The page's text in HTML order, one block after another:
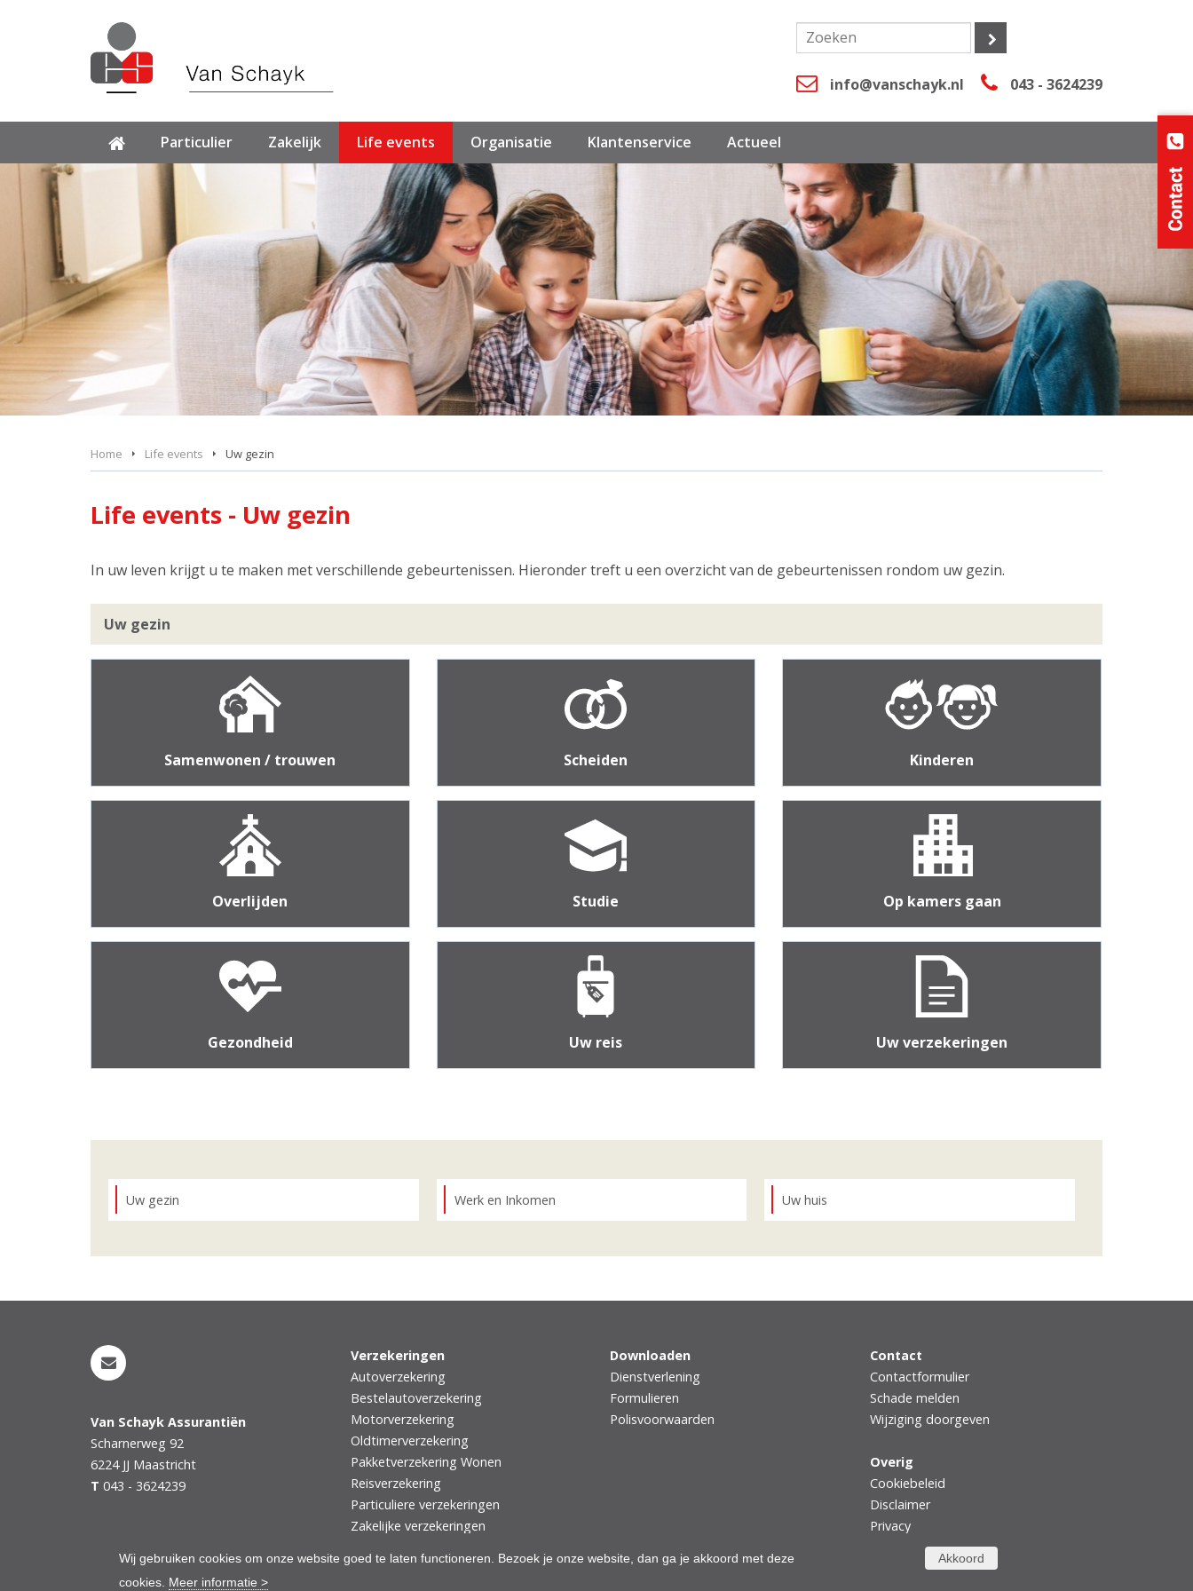
Wij gebruiken cookies om onze website goed te laten functioneren. Bezoek je onze website, dan ga je akkoord met deze
cookies. Meer informatie >
Akkoord
info@vanschayk.nl 043 - 3624239
Particulier Zakelijk Life events Organisatie Klantenservice Actueel
Home Life events Uw gezin
Life events - Uw gezin
In uw leven krijgt u te maken met verschillende gebeurtenissen. Hieronder treft u een overzicht van de gebeurtenissen rondom uw gezin.
Uw gezin
Samenwonen / trouwen Scheiden Kinderen
Overlijden Studie Op kamers gaan
Gezondheid Uw reis Uw verzekeringen
Uw gezin Werk en Inkomen Uw huis
Van Schayk Assurantiën
Scharnerweg 92
6224 JJ Maastricht
T 043 - 3624239
Verzekeringen
Autoverzekering
Bestelautoverzekering
Motorverzekering
Oldtimerverzekering
Pakketverzekering Wonen
Reisverzekering
Particuliere verzekeringen
Zakelijke verzekeringen
Downloaden
Dienstverlening
Formulieren
Polisvoorwaarden
Contact
Contactformulier
Schade melden
Wijziging doorgeven
Overig
Cookiebeleid
Disclaimer
Privacy